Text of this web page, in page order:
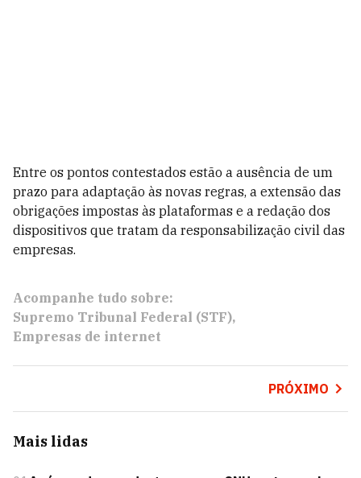
Entre os pontos contestados estão a ausência de um
prazo para adaptação às novas regras, a extensão das
obrigações impostas às plataformas e a redação dos
dispositivos que tratam da responsabilização civil das
empresas.
Acompanhe tudo sobre:
Supremo Tribunal Federal (STF)
Empresas de internet
PRÓXIMO
Mais lidas